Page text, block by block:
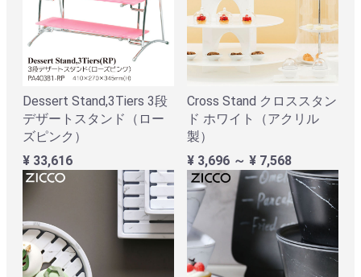
Dessert Stand,3Tiers 3段
デザートスタンド（ロー
ズピンク）
¥ 33,616
Cross Stand クロススタン
ド ホワイト（アクリル
製）
¥ 3,696 ～ ¥ 7,568